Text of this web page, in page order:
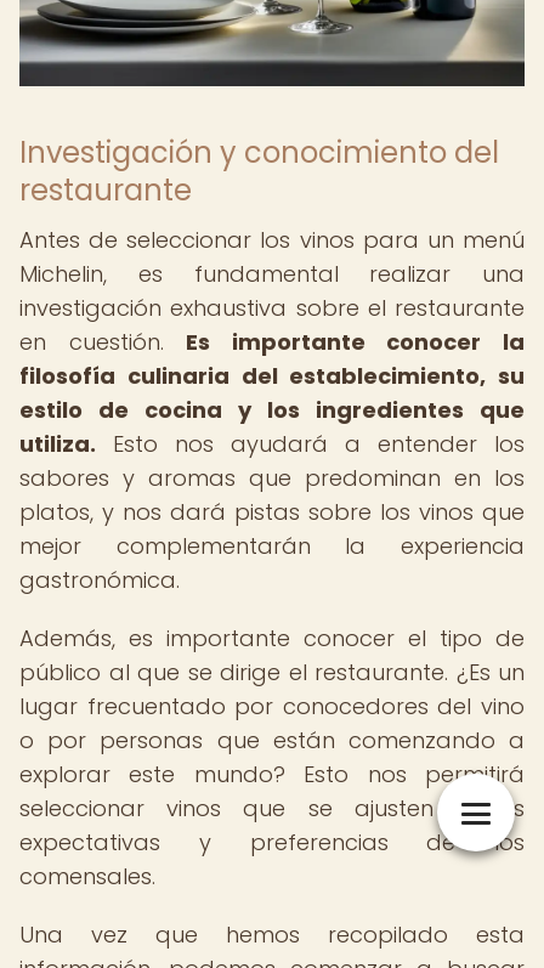
Investigación y conocimiento del
restaurante
Antes de seleccionar los vinos para un menú
Michelin, es fundamental realizar una
investigación exhaustiva sobre el restaurante
en cuestión. Es importante conocer la
filosofía culinaria del establecimiento, su
estilo de cocina y los ingredientes que
utiliza. Esto nos ayudará a entender los
sabores y aromas que predominan en los
platos, y nos dará pistas sobre los vinos que
mejor complementarán la experiencia
gastronómica.
Además, es importante conocer el tipo de
público al que se dirige el restaurante. ¿Es un
lugar frecuentado por conocedores del vino
o por personas que están comenzando a
explorar este mundo? Esto nos permitirá
seleccionar vinos que se ajusten a las
expectativas y preferencias de los
comensales.
Una vez que hemos recopilado esta